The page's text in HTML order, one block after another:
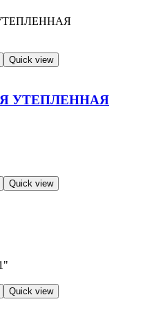
Quick view
УТЕПЛЕННАЯ
Quick view
Quick view